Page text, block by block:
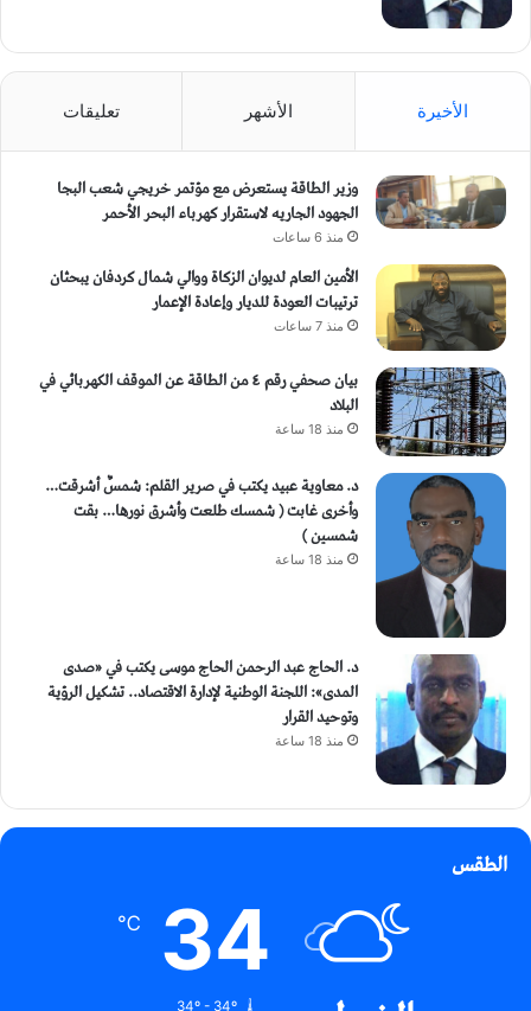
الأخيرة الأشهر تعليقات
وزير الطاقة يستعرض مع مؤتمر خريجي شعب البجا
الجهود الجاريه لاستقرار كهرباء البحر الأحمر
منذ 6 ساعات
الأمين العام لديوان الزكاة ووالي شمال كردفان يبحثان
ترتيبات العودة للديار وإعادة الإعمار
منذ 7 ساعات
بيان صحفي رقم ٤ من الطاقة ​عن الموقف الكهربائي في
البلاد
منذ 18 ساعة
د. معاوية عبيد يكتب في صرير القلم: شمسٌ أشرقت…
وأخرى غابت ( شمسك طلعت وأشرق نورها… بقت
شمسين )
منذ 18 ساعة
د. الحاج عبد الرحمن الحاج موسى يكتب في «صدى
المدى»: اللجنة الوطنية لإدارة الاقتصاد.. تشكيل الرؤية
وتوحيد القرار
منذ 18 ساعة
الطقس
34
℃